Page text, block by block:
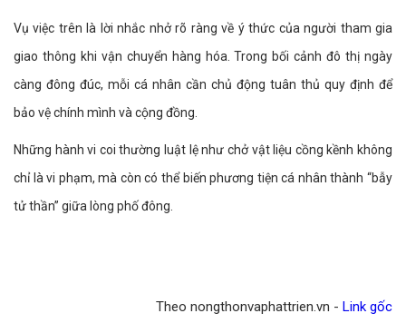
Vụ việc trên là lời nhắc nhở rõ ràng về ý thức của người tham gia
giao thông khi vận chuyển hàng hóa. Trong bối cảnh đô thị ngày
càng đông đúc, mỗi cá nhân cần chủ động tuân thủ quy định để
bảo vệ chính mình và cộng đồng.
Những hành vi coi thường luật lệ như chở vật liệu cồng kềnh không
chỉ là vi phạm, mà còn có thể biến phương tiện cá nhân thành “bẫy
tử thần” giữa lòng phố đông.
Theo nongthonvaphattrien.vn - Link gốc